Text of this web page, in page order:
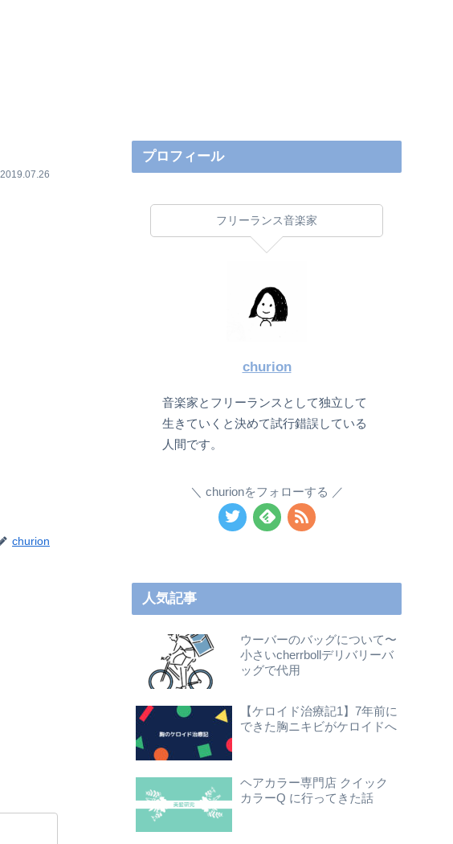
2019.07.26
churion
プロフィール
フリーランス音楽家
churion
音楽家とフリーランスとして独立して
生きていくと決めて試行錯誤している
人間です。
churionをフォローする
人気記事
ウーバーのバッグについて〜
小さいcherrbollデリバリーバ
ッグで代用
【ケロイド治療記1】7年前に
できた胸ニキビがケロイドへ
ヘアカラー専門店 クイック
カラーQ に行ってきた話